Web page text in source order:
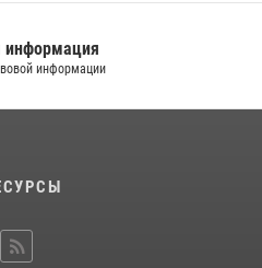
информация
информации